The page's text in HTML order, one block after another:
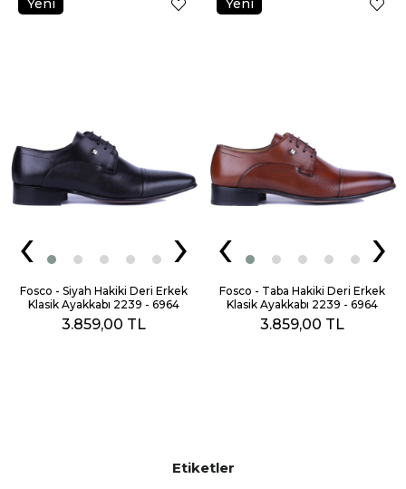
‹ ›
Fosco - Siyah Hakiki Deri Erkek
Klasik Ayakkabı 2239 - 6964
3.859,00 TL
‹ ›
Fosco - Taba Hakiki Deri Erkek
Klasik Ayakkabı 2239 - 6964
3.859,00 TL
Etiketler